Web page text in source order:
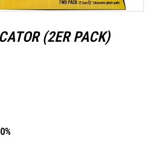
(2ER PACK)
%